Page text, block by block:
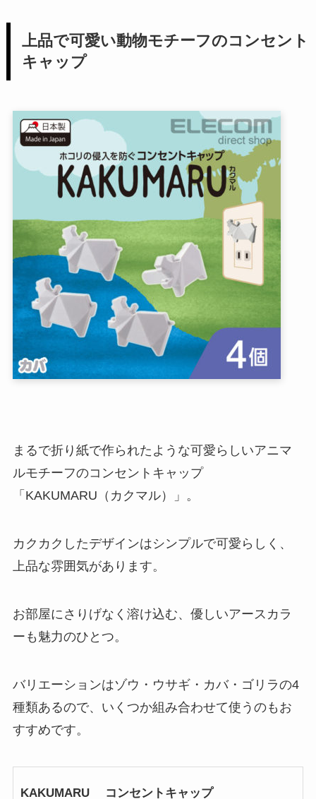
上品で可愛い動物モチーフのコンセント
キャップ
まるで折り紙で作られたような可愛らしいアニマ
ルモチーフのコンセントキャップ
「KAKUMARU（カクマル）」。
カクカクしたデザインはシンプルで可愛らしく、
上品な雰囲気があります。
お部屋にさりげなく溶け込む、優しいアースカラ
ーも魅力のひとつ。
バリエーションはゾウ・ウサギ・カバ・ゴリラの4
種類あるので、いくつか組み合わせて使うのもお
すすめです。
KAKUMARU コンセントキャップ